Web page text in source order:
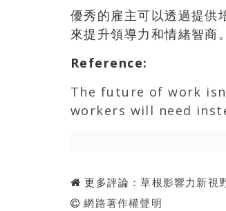
優秀的雇主可以透過提供
來提升領導力和情緒智商。
Reference:
The future of work
workers will need
更多評論：草根影響力新視
網路著作權聲明